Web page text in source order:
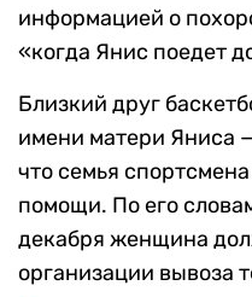
информацией о
«когда Янис поедет
Близкий друг
имени матери Яниса
что семья
помощи. По его
декабря женщина
организации вывоза